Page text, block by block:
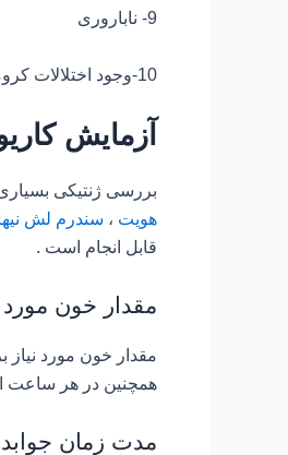
9- ناباروری
10-وجود اختلالات کروموزومی در والدین
آزمایش
بررسی ژنتیکی بسیاری
هویت ، سندرم لش
قابل انجام است .
مقدار خون مورد
مقدار خون مورد نیاز
همچنین در هر ساعت
مدت زمان